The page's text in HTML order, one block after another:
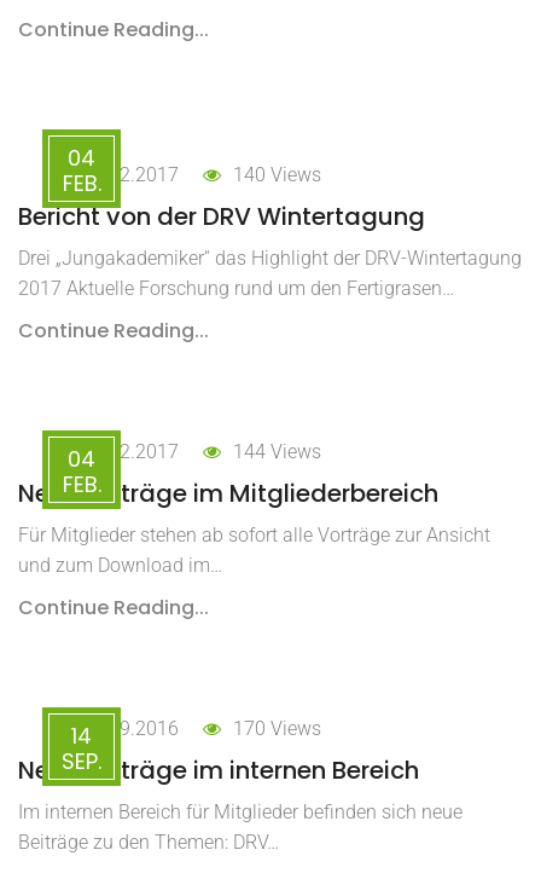
Continue Reading...
04
FEB.04.02.2017 140 Views
Bericht von der DRV Wintertagung
Drei „Jungakademiker“ das Highlight der DRV-Wintertagung
2017 Aktuelle Forschung rund um den Fertigrasen…
Continue Reading...
04
FEB.
04.02.2017 144 Views
Neue Beiträge im Mitgliederbereich
Für Mitglieder stehen ab sofort alle Vorträge zur Ansicht
und zum Download im…
Continue Reading...
14
SEP.
14.09.2016 170 Views
Neue Beiträge im internen Bereich
Im internen Bereich für Mitglieder befinden sich neue
Beiträge zu den Themen: DRV…